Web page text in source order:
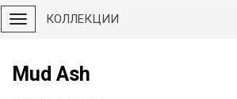
КОЛЛЕКЦИИ
Mud Ash